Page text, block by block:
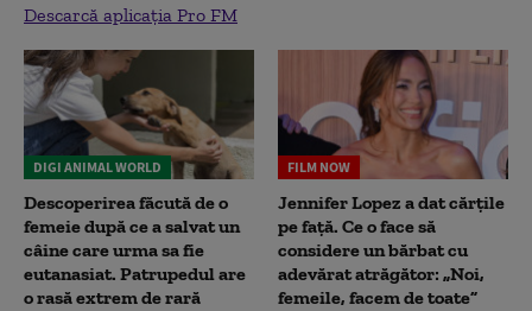
Descarcă aplicația Pro FM
DIGI ANIMAL WORLD
Descoperirea făcută de o
femeie după ce a salvat un
câine care urma sa fie
eutanasiat. Patrupedul are
o rasă extrem de rară
FILM NOW
Jennifer Lopez a dat cărțile
pe față. Ce o face să
considere un bărbat cu
adevărat atrăgător: „Noi,
femeile, facem de toate”